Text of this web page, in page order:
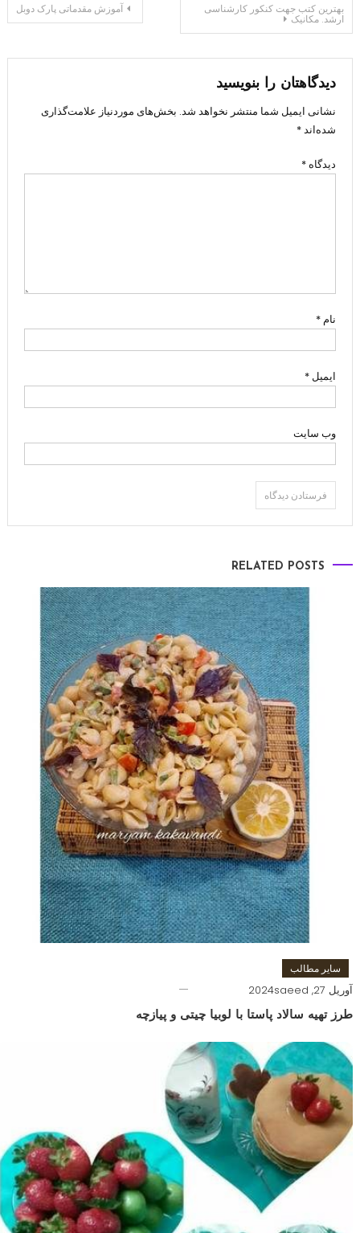
راهبری
آموزش مقدماتی پارک دوبل بهترین کتب جهت کنکور کارشناسی
ارشد. مکانیک
دیدگاهتان را بنویسید
نشانی ایمیل شما منتشر نخواهد شد. بخش‌های موردنیاز علامت‌گذاری
شده‌اند*
دیدگاه *
نام *
ایمیل *
وب‌ سایت
RELATED POSTS
سایر مطالب
آوریل 27, 2024 saeed
طرز تهیه سالاد پاستا با لوبیا چیتی و پیازچه